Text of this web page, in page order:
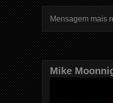
Mensagem mais
Mike